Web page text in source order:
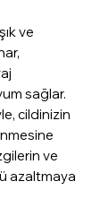
ve
sağlar.
cildinizin
ve
azaltmaya